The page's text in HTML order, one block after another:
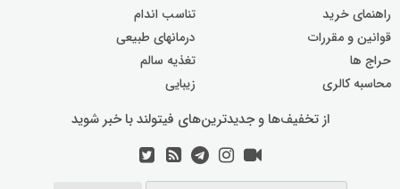
راهنمای خرید
قوانین و مقررات
حراج ها
محاسبه کالری
تناسب اندام
درمانهای طبیعی
تغذیه سالم
زیبایی
از تخفیف‌ها و جدیدترین‌های فیتولند با خبر شوید